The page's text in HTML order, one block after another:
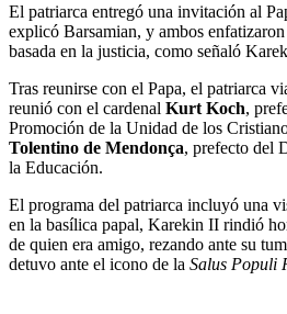
El patriarca entregó una invitación al
explicó Barsamian, y ambos
basada en la justicia, como señaló
Tras reunirse con el Papa, el patriarca
reunió con el cardenal Kurt Koch,
Promoción de la Unidad de los
Tolentino de Mendonça, prefecto del
la Educación.
El programa del patriarca incluyó una
en la basílica papal, Karekin II rindió
de quien era amigo, rezando ante su
detuvo ante el icono de la Salus Populi